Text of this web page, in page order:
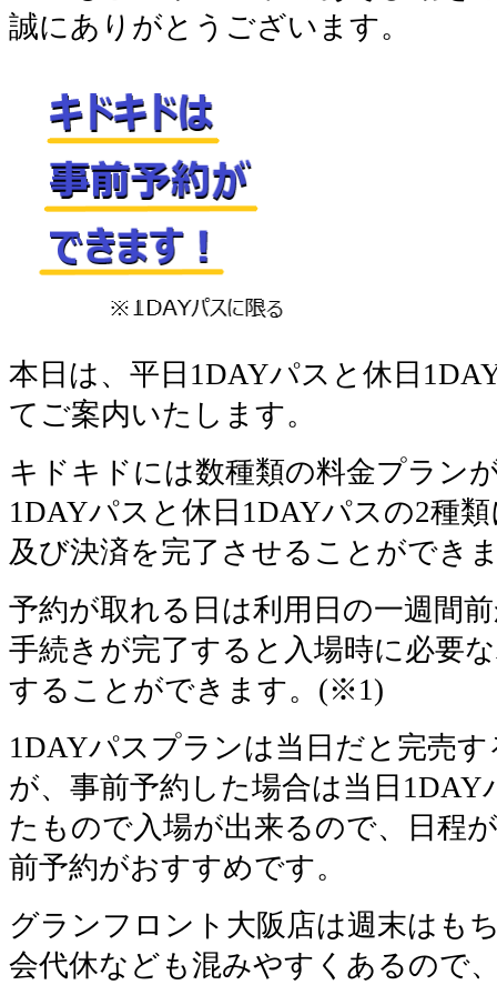
誠にありがとうございます。
本日は、平日1DAYパスと休日
てご案内いたします。
キドキドには数種類の料金プラン
1DAYパスと休日1DAYパスの2種
及び決済を完了させることができ
予約が取れる日は利用日の一週間
手続きが完了すると入場時に必要
することができます。(※1)
1DAYパスプランは当日だと完売
が、事前予約した場合は当日
たもので入場が出来るので、日程
前予約がおすすめです。
グランフロント大阪店は週末はも
会代休なども混みやすくあるので